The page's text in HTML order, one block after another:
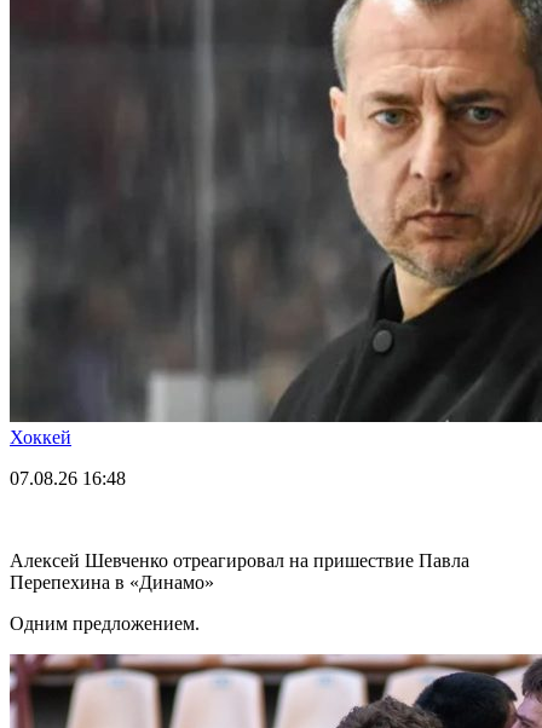
Хоккей
07.08.26 16:48
Алексей Шевченко отреагировал на пришествие Павла
Перепехина в «Динамо»
Одним предложением.